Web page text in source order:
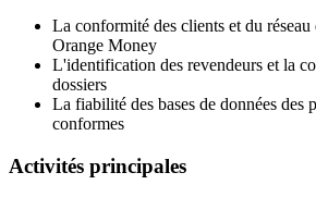
La conformité des clients et du
Orange Money
L'identification des revendeurs et la
dossiers
La fiabilité des bases de données des
conformes
Activités principales